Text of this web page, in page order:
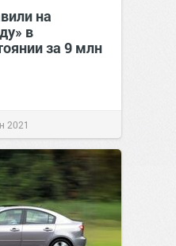
на
в
за 9 млн
2021